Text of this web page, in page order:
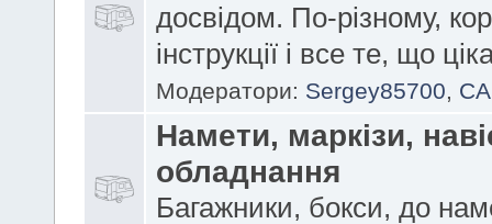
досвідом. По-різному,
інструкції і все те, що
Модератори: Sergey85700,
Намети, маркізи,
обладнання
Багажники, бокси, до